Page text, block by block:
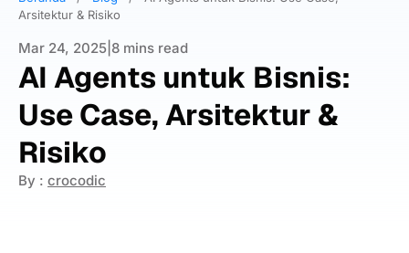
Arsitektur & Risiko
Mar 24, 2025 8 mins read
AI Agents untuk Bisnis:
Use Case, Arsitektur &
Risiko
By : crocodic